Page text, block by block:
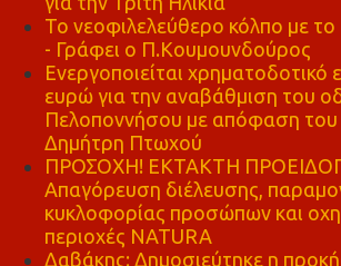
Το νεοφιλελεύθερο κόλπο με
- Γράφει ο Π.Κουμουνδούρος
Ενεργοποιείται χρηματοδοτικό
ευρώ για την αναβάθμιση του
Πελοποννήσου με απόφαση του
Δημήτρη Πτωχού
ΠΡΟΣΟΧΗ! ΕΚΤΑΚΤΗ
Απαγόρευση διέλευσης,
κυκλοφορίας προσώπων και
περιοχές NATURA
Δαβάκης: Δημοσιεύτηκε η